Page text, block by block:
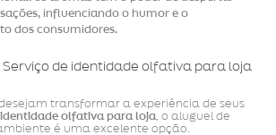
influenciando o humor e o
dos consumidores.
de identidade olfativa para loja
transformar a experiência de seus
identidade olfativa para loja , o aluguel de
é uma excelente opção.